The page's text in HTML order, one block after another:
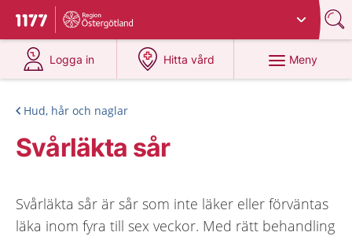
Till startsidan för 1177
Du har valt region
Logga in
på 1177.se
Hitta vård
på 1177.se
Meny
Hud, hår och naglar
Svårläkta sår
Svårläkta sår är sår som inte läker eller förväntas
läka inom fyra till sex veckor. Med rätt behandling